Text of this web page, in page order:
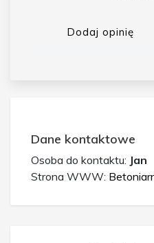
Dodaj opinię
Dane kontaktowe
Osoba do kontaktu: Jan
Strona WWW: